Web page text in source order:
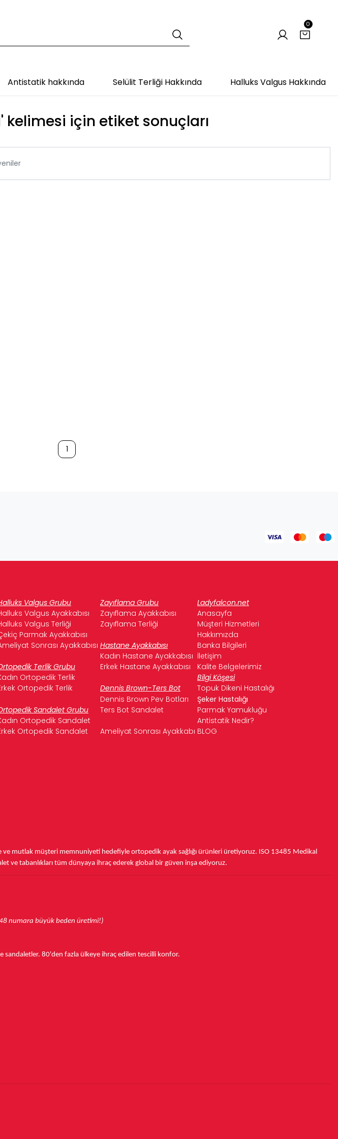
0
Antistatik hakkında Selülit Terliği Hakkında Halluks Valgus Hakkında
kelimesi için etiket sonuçları
1
Valgus Grubu Zayıflama Grubu
Ladyfalcon.net
Valgus Ayakkabısı Zayıflama Ayakkabısı
Anasayfa
Valgus Terliği Zayıflama Terliği
Müşteri Hizmetleri
Parmak Ayakkabısı
Hakkımızda
Sonrası Ayakkabısı Hastane Ayakkabısı
Banka Bilgileri
Kadın Hastane Ayakkabısı İletişim
Terlik Grubu Erkek Hastane Ayakkabısı
Kalite Belgelerimiz
Ortopedik Terlik
Bilgi Köşesi
Ortopedik Terlik Dennis Brown-Ters Bot
Topuk Dikeni Hastalığı
Dennis Brown Pev Botları
Şeker Hastalığı
Sandalet Grubu Ters Bot Sandalet
Parmak Yamukluğu
Ortopedik Sandalet
Antistatik Nedir?
Ortopedik Sandalet Ameliyat Sonrası Ayakkabı BLOG
ve mutlak müşteri memnuniyeti hedefiyle ortopedik ayak sağlığı ürünleri üretiyoruz. ISO 13485 Medikal
ve tabanlıklarıtüm dünyaya ihraç ederek global bir güven inşa ediyoruz.
numara büyük beden üretimi!)
sandaletler. 80'den fazla ülkeye ihraç edilen tescilli konfor.